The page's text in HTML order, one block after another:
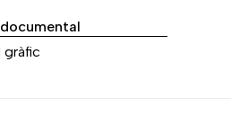
gràfic